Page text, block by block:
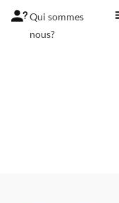
Qui sommes
nous?